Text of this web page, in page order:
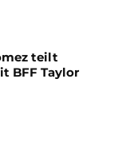
teilt
BFF Taylor